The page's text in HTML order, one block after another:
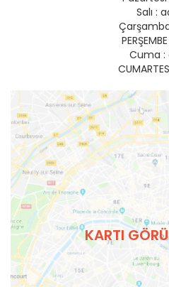
Salı :
Cuma :
KARTI